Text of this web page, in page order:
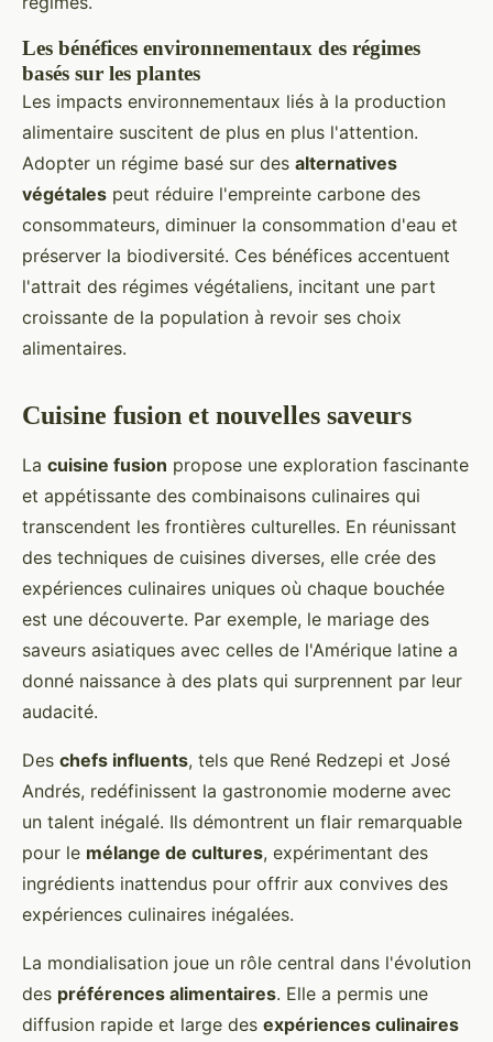
Les bénéfices environnementaux des régimes
basés sur les plantes
Les impacts environnementaux liés à la production
alimentaire suscitent de plus en plus l'attention.
Adopter un régime basé sur des alternatives
végétales peut réduire l'empreinte carbone des
consommateurs, diminuer la consommation d'eau et
préserver la biodiversité. Ces bénéfices accentuent
l'attrait des régimes végétaliens, incitant une part
croissante de la population à revoir ses choix
alimentaires.
Cuisine fusion et nouvelles saveurs
La cuisine fusion propose une exploration fascinante
et appétissante des combinaisons culinaires qui
transcendent les frontières culturelles. En réunissant
des techniques de cuisines diverses, elle crée des
expériences culinaires uniques où chaque bouchée
est une découverte. Par exemple, le mariage des
saveurs asiatiques avec celles de l'Amérique latine a
donné naissance à des plats qui surprennent par leur
audacité.
Des chefs influents, tels que René Redzepi et José
Andrés, redéfinissent la gastronomie moderne avec
un talent inégalé. Ils démontrent un flair remarquable
pour le mélange de cultures, expérimentant des
ingrédients inattendus pour offrir aux convives des
expériences culinaires inégalées.
La mondialisation joue un rôle central dans l'évolution
des préférences alimentaires. Elle a permis une
diffusion rapide et large des expériences culinaires